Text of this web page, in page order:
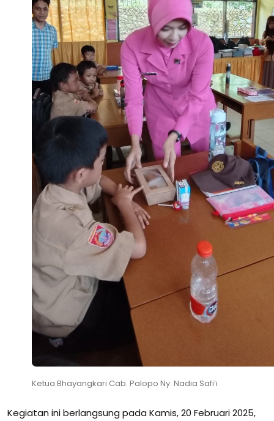
Ketua Bhayangkari Cab. Palopo Ny. Nadia Safi’i
Kegiatan ini berlangsung pada Kamis, 20 Februari 2025,